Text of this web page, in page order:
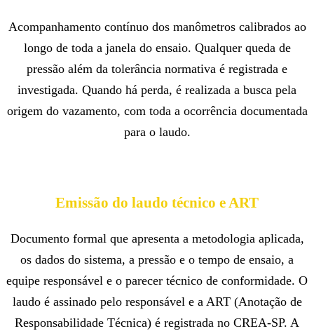
Acompanhamento contínuo dos manômetros calibrados ao
longo de toda a janela do ensaio. Qualquer queda de
pressão além da tolerância normativa é registrada e
investigada. Quando há perda, é realizada a busca pela
origem do vazamento, com toda a ocorrência documentada
para o laudo.
Emissão do laudo técnico e ART
Documento formal que apresenta a metodologia aplicada,
os dados do sistema, a pressão e o tempo de ensaio, a
equipe responsável e o parecer técnico de conformidade. O
laudo é assinado pelo responsável e a ART (Anotação de
Responsabilidade Técnica) é registrada no CREA-SP. A